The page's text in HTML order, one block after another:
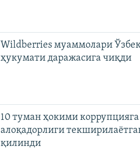
Wildberries муаммолари
ҳукумати даражасига чиқди
10 туман ҳокими коррупцияга
алоқадорлиги
қилинди